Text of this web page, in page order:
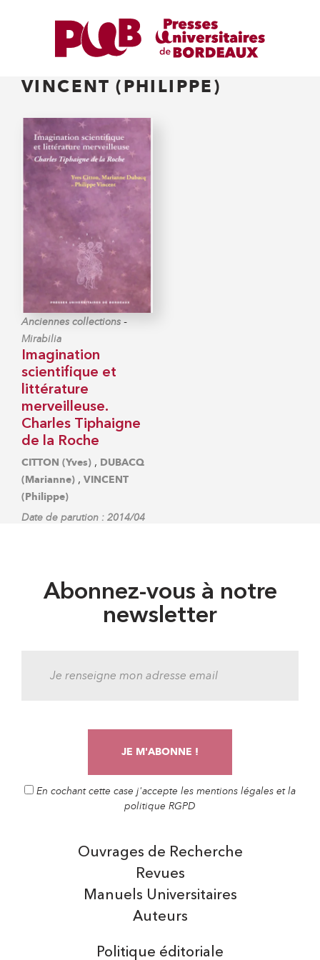
VINCENT (PHILIPPE)
Anciennes collections -
Mirabilia
Imagination
scientifique et
littérature
merveilleuse.
Charles Tiphaigne
de la Roche
CITTON (Yves) , DUBACQ
(Marianne) , VINCENT
(Philippe)
Date de parution : 2014/04
Abonnez-vous à notre
newsletter
En cochant cette case j'accepte les mentions légales et la
politique RGPD
Auteurs
Manuels Universitaires
Ouvrages de Recherche
Revues
Politique éditoriale